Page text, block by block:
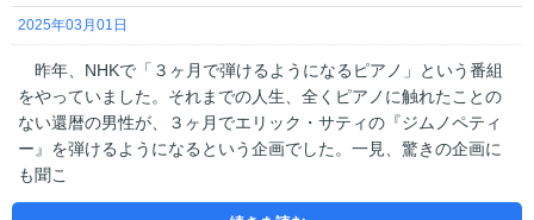
2025年03月01日
昨年、NHKで「３ヶ月で弾けるようになるピアノ」という番組
をやっていました。それまでの人生、全くピアノに触れたことの
ない還暦の男性が、３ヶ月でエリック・サティの『ジムノペティ
ー』を弾けるようになるという企画でした。一見、驚きの企画に
も聞こ